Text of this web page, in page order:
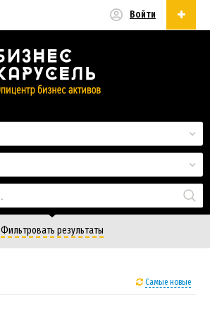
Войти
Фильтровать результаты
Самые новые